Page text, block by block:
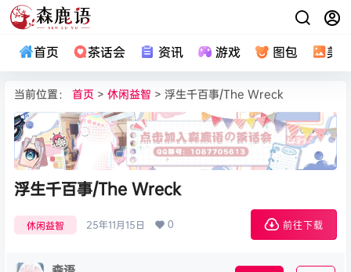
首页 茶话会 资讯 游戏 图包 美
当前位置： 首页 > 休闲益智 > 浮生千百事/The Wreck
浮生千百事/The Wreck
休闲益智 25年11月15日 0 前往下载